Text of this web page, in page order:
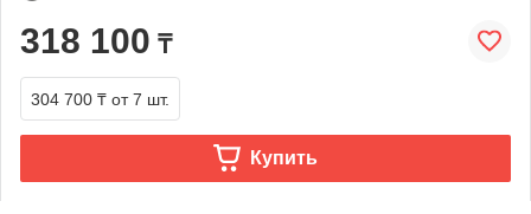
318 100 ₸
304 700 ₸ от 7 шт.
Купить